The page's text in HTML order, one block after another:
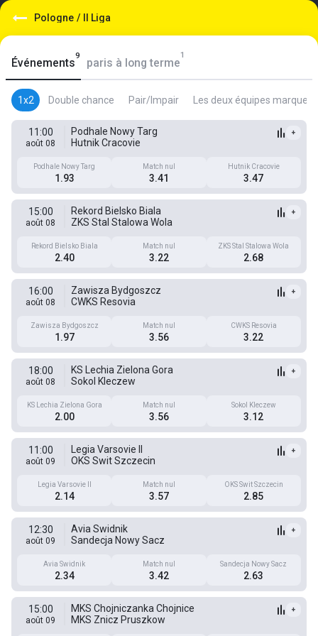
Pologne / II Liga
Événements
9
paris à long terme
1
1x2 Double chance Pair/Impair Les deux équipes marquent
11:00
août 08
Podhale Nowy Targ
Hutnik Cracovie
+
Podhale Nowy Targ
1.93
Match nul
3.41
Hutnik Cracovie
3.47
15:00
août 08
Rekord Bielsko Biala
ZKS Stal Stalowa Wola
+
Rekord Bielsko Biala
2.40
Match nul
3.22
ZKS Stal Stalowa Wola
2.68
16:00
août 08
Zawisza Bydgoszcz
CWKS Resovia
+
Zawisza Bydgoszcz
1.97
Match nul
3.56
CWKS Resovia
3.22
18:00
août 08
KS Lechia Zielona Gora
Sokol Kleczew
+
KS Lechia Zielona Gora
2.00
Match nul
3.56
Sokol Kleczew
3.12
11:00
août 09
Legia Varsovie II
OKS Swit Szczecin
+
Legia Varsovie II
2.14
Match nul
3.57
OKS Swit Szczecin
2.85
12:30
août 09
Avia Swidnik
Sandecja Nowy Sacz
+
Avia Swidnik
2.34
Match nul
3.42
Sandecja Nowy Sacz
2.63
15:00
août 09
MKS Chojniczanka Chojnice
MKS Znicz Pruszkow
+